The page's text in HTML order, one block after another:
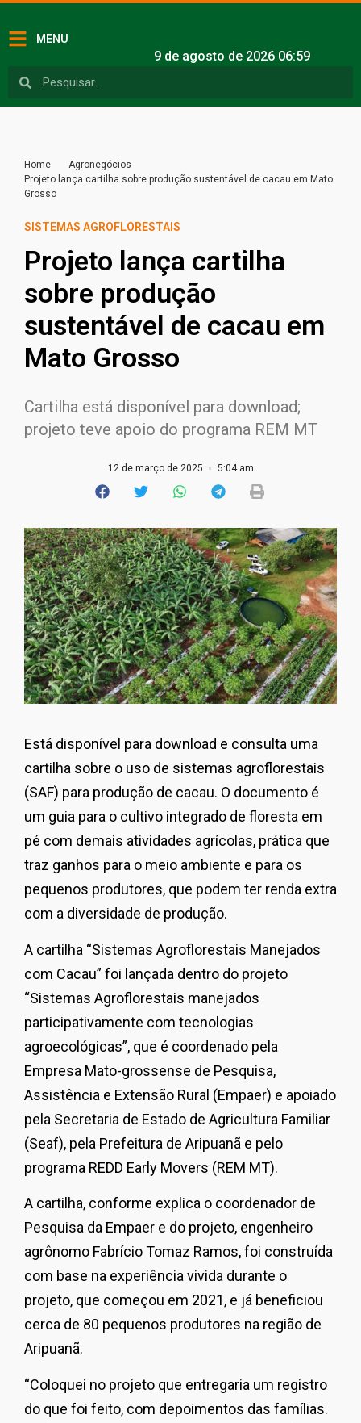
MENU
9 de agosto de 2026 06:59
Home
Agronegócios
Projeto lança cartilha sobre produção sustentável de cacau em Mato
Grosso
SISTEMAS AGROFLORESTAIS
Projeto lança cartilha
sobre produção
sustentável de cacau em
Mato Grosso
Cartilha está disponível para download;
projeto teve apoio do programa REM MT
12 de março de 2025 5:04 am
Está disponível para download e consulta uma
cartilha sobre o uso de sistemas agroflorestais
(SAF) para produção de cacau. O documento é
um guia para o cultivo integrado de floresta em
pé com demais atividades agrícolas, prática que
traz ganhos para o meio ambiente e para os
pequenos produtores, que podem ter renda extra
com a diversidade de produção.
A cartilha “Sistemas Agroflorestais Manejados
com Cacau” foi lançada dentro do projeto
“Sistemas Agroflorestais manejados
participativamente com tecnologias
agroecológicas”, que é coordenado pela
Empresa Mato-grossense de Pesquisa,
Assistência e Extensão Rural (Empaer) e apoiado
pela Secretaria de Estado de Agricultura Familiar
(Seaf), pela Prefeitura de Aripuanã e pelo
programa REDD Early Movers (REM MT).
A cartilha, conforme explica o coordenador de
Pesquisa da Empaer e do projeto, engenheiro
agrônomo Fabrício Tomaz Ramos, foi construída
com base na experiência vivida durante o
projeto, que começou em 2021, e já beneficiou
cerca de 80 pequenos produtores na região de
Aripuanã.
“Coloquei no projeto que entregaria um registro
do que foi feito, com depoimentos das famílias.